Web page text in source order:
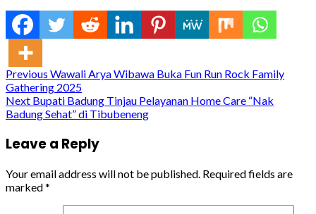
Continue
Reading
Previous Wawali Arya Wibawa Buka Fun Run Rock Family
Gathering 2025
Next Bupati Badung Tinjau Pelayanan Home Care “Nak
Badung Sehat” di Tibubeneng
Leave a Reply
Your email address will not be published. Required fields are
marked*